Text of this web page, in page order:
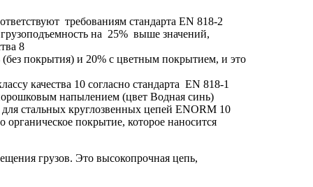
требованиям стандарта EN 818-2
на 25% выше значений,
8
покрытия) и 20% с цветным покрытием, и это
качества 10 согласно стандарта EN 818-1
напылением (цвет Водная синь)
стальных круглозвенных цепей ENORM 10
покрытие, которое наносится
грузов. Это высокопрочная цепь,